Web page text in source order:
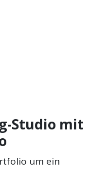
Studio mit
um ein